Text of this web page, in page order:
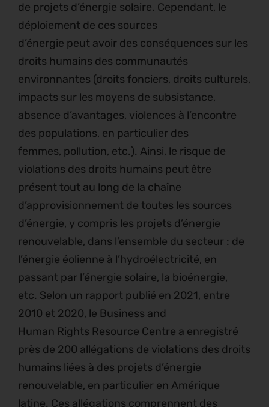
de projets d’énergie solaire. Cependant, le
déploiement de ces sources
d’énergie peut avoir des conséquences sur les
droits humains des communautés
environnantes (droits fonciers, droits culturels,
impacts sur les moyens de subsistance,
absence d’avantages, violences à l’encontre
des populations, en particulier des
femmes, pollution, etc.). Ainsi, le risque de
violations des droits humains peut être
présent tout au long de la chaîne
d’approvisionnement de toutes les sources
d’énergie, y compris les projets d’énergie
renouvelable, dans l’ensemble du secteur : de
l’énergie éolienne à l’hydroélectricité, en
passant par l’énergie solaire, la bioénergie,
etc. Selon un rapport publié en 2021, entre
2010 et 2020, le Business and
Human Rights Resource Centre a enregistré
près de 200 allégations de violations des droits
humains liées à des projets d’énergie
renouvelable, en particulier en Amérique
latine. Ces allégations comprennent des